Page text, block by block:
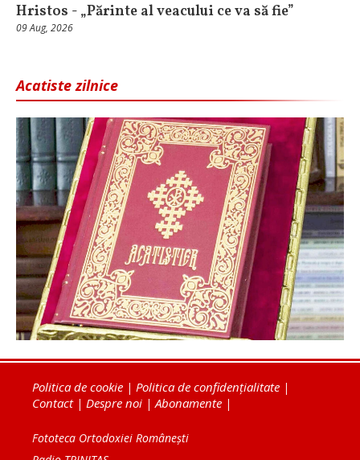
Hristos - „Părinte al veacului ce va să fie”
09 Aug, 2026
Acatiste zilnice
Politica de cookie | Politica de confidențialitate |
Contact| Despre noi | Abonamente |
Fototeca Ortodoxiei Românești